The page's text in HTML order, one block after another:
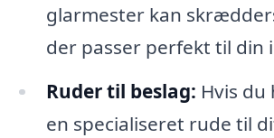
glarmester kan
der passer perfekt til din
Ruder til beslag: Hvis
en specialiseret rude til